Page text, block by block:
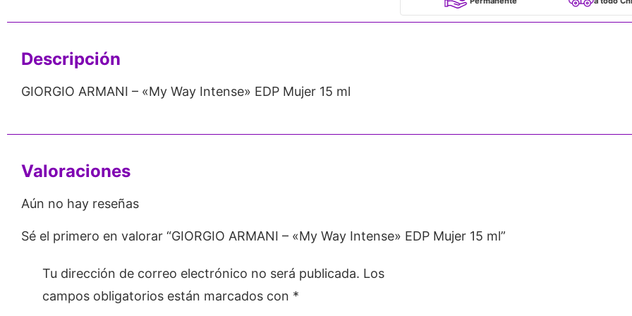
Descripción
GIORGIO ARMANI – «My Way Intense» EDP Mujer 15 ml
Valoraciones
Aún no hay reseñas
Sé el primero en valorar “GIORGIO ARMANI – «My Way Intense» EDP Mujer 15 ml”
Tu dirección de correo electrónico no será publicada. Los
campos obligatorios están marcados con *